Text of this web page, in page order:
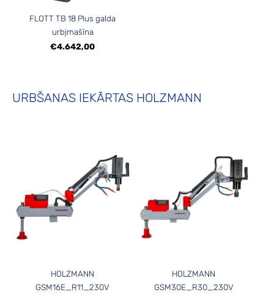
FLOTT TB 18 Plus galda
urbjmašīna
€4.642,00
URBŠANAS IEKĀRTAS HOLZMANN
HOLZMANN
GSM16E_R11_230V
HOLZMANN
GSM30E_R30_230V